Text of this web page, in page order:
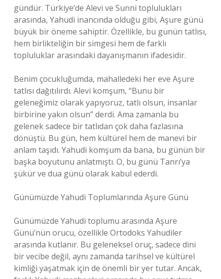
gündür. Türkiye’de Alevi ve Sunni toplulukları
arasında, Yahudi inancında olduğu gibi, Aşure günü
büyük bir öneme sahiptir. Özellikle, bu günün tatlısı,
hem birlikteliğin bir simgesi hem de farklı
topluluklar arasındaki dayanışmanın ifadesidir.
Benim çocukluğumda, mahalledeki her eve Aşure
tatlısı dağıtılırdı. Alevi komşum, “Bunu bir
geleneğimiz olarak yapıyoruz, tatlı olsun, insanlar
birbirine yakın olsun” derdi. Ama zamanla bu
gelenek sadece bir tatlıdan çok daha fazlasına
dönüştü. Bu gün, hem kültürel hem de manevi bir
anlam taşıdı. Yahudi komşum da bana, bu günün bir
başka boyutunu anlatmıştı. O, bu günü Tanrı’ya
şükür ve dua günü olarak kabul ederdi.
Günümüzde Yahudi Toplumlarında Aşure Günü
Günümüzde Yahudi toplumu arasında Aşure
Günü’nün orucu, özellikle Ortodoks Yahudiler
arasında kutlanır. Bu geleneksel oruç, sadece dini
bir vecibe değil, aynı zamanda tarihsel ve kültürel
kimliği yaşatmak için de önemli bir yer tutar. Ancak,